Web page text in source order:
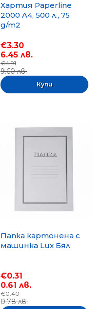
Хартия Paperline
2000 A4, 500 л., 75
g/m2
€3.30
6.45 лв.
€4.91
9.60 лв.
Папка картонена с
машинка Lux Бял
€0.31
0.61 лв.
€0.40
0.78 лв.